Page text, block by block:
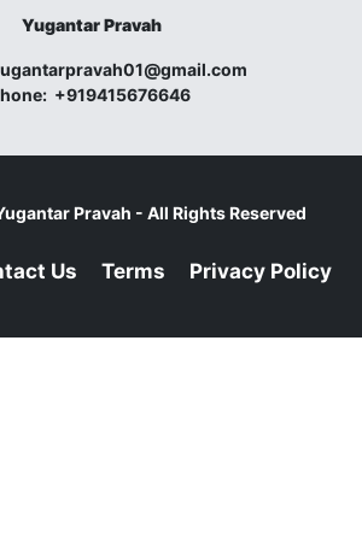
Yugantar Pravah
+919415676646
Pravah - All Rights Reserved
Us Terms Privacy Policy